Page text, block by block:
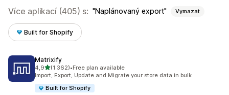
Více aplikací (405) s: Naplánovaný export Vymazat
Built for Shopify
Matrixify
4,9z 5 hvězd
(1 362)
Celkový počet recenzí: 1362
•Free plan available
Import, Export, Update and Migrate your store data in bulk
Built for Shopify